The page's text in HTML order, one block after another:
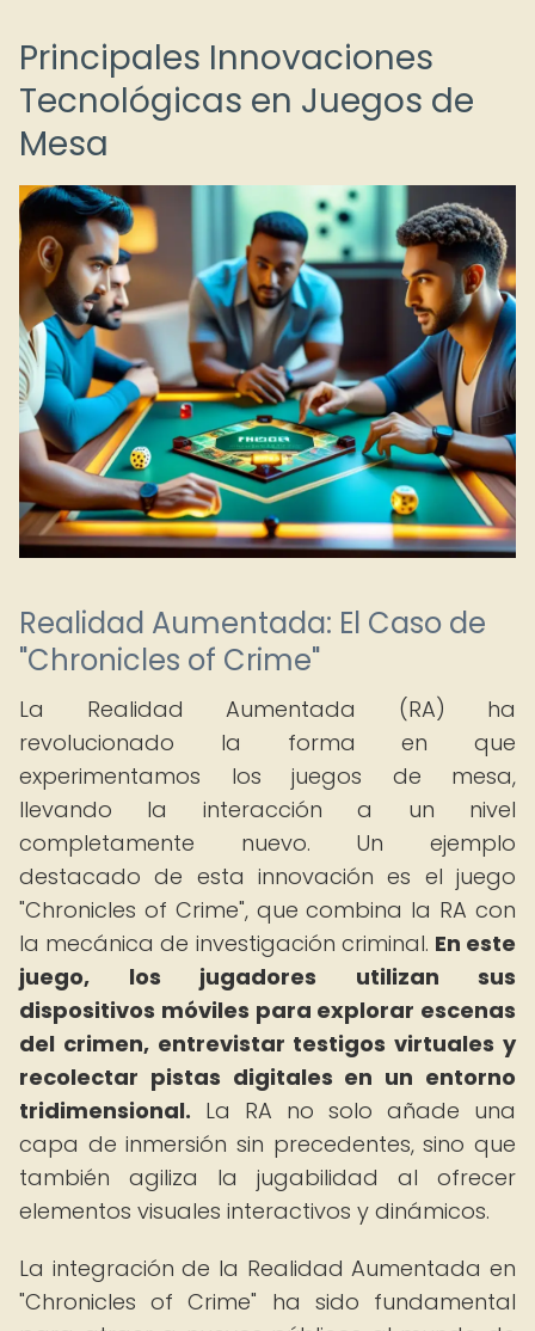
Principales Innovaciones
Tecnológicas en Juegos de
Mesa
Realidad Aumentada: El Caso de
"Chronicles of Crime"
La Realidad Aumentada (RA) ha
revolucionado la forma en que
experimentamos los juegos de mesa,
llevando la interacción a un nivel
completamente nuevo. Un ejemplo
destacado de esta innovación es el juego
"Chronicles of Crime", que combina la RA con
la mecánica de investigación criminal. En este
juego, los jugadores utilizan sus
dispositivos móviles para explorar escenas
del crimen, entrevistar testigos virtuales y
recolectar pistas digitales en un entorno
tridimensional. La RA no solo añade una
capa de inmersión sin precedentes, sino que
también agiliza la jugabilidad al ofrecer
elementos visuales interactivos y dinámicos.
La integración de la Realidad Aumentada en
"Chronicles of Crime" ha sido fundamental